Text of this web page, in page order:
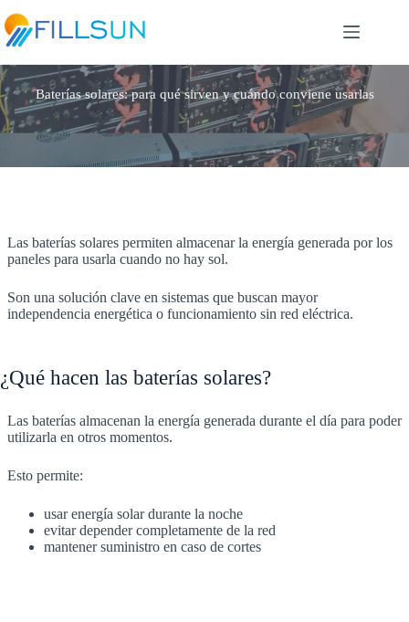
to
content
Baterías solares: para qué sirven y cuándo conviene usarlas
Las baterías solares permiten almacenar la energía generada por los
paneles para usarla cuando no hay sol.
Son una solución clave en sistemas que buscan mayor
independencia energética o funcionamiento sin red eléctrica.
¿Qué hacen las baterías solares?
Las baterías almacenan la energía generada durante el día para poder
utilizarla en otros momentos.
Esto permite:
usar energía solar durante la noche
evitar depender completamente de la red
mantener suministro en caso de cortes